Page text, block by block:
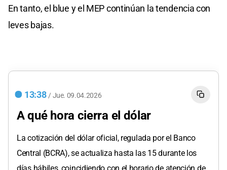
En tanto, el blue y el MEP continúan la tendencia con
leves bajas.
13:38 / Jue. 09.04.2026
A qué hora cierra el dólar
La cotización del dólar oficial, regulada por el Banco
Central (BCRA), se actualiza hasta las 15 durante los
días hábiles, coincidiendo con el horario de atención de